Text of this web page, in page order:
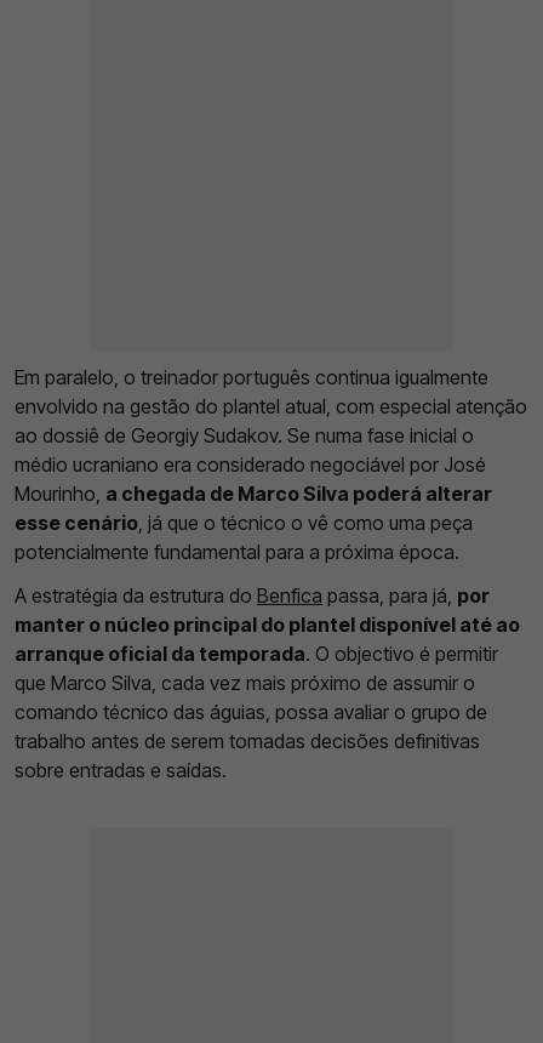
Em paralelo, o treinador português continua igualmente
envolvido na gestão do plantel atual, com especial atenção
ao dossiê de Georgiy Sudakov. Se numa fase inicial o
médio ucraniano era considerado negociável por José
Mourinho, a chegada de Marco Silva poderá alterar
esse cenário, já que o técnico o vê como uma peça
potencialmente fundamental para a próxima época.
A estratégia da estrutura do Benfica passa, para já, por
manter o núcleo principal do plantel disponível até ao
arranque oficial da temporada. O objectivo é permitir
que Marco Silva, cada vez mais próximo de assumir o
comando técnico das águias, possa avaliar o grupo de
trabalho antes de serem tomadas decisões definitivas
sobre entradas e saídas.